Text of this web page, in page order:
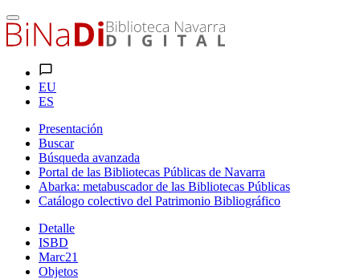
EU
ES
Presentación
Buscar
Búsqueda avanzada
Portal de las Bibliotecas Públicas de Navarra
Abarka: metabuscador de las Bibliotecas Públicas
Catálogo colectivo del Patrimonio Bibliográfico
Detalle
ISBD
Marc21
Objetos